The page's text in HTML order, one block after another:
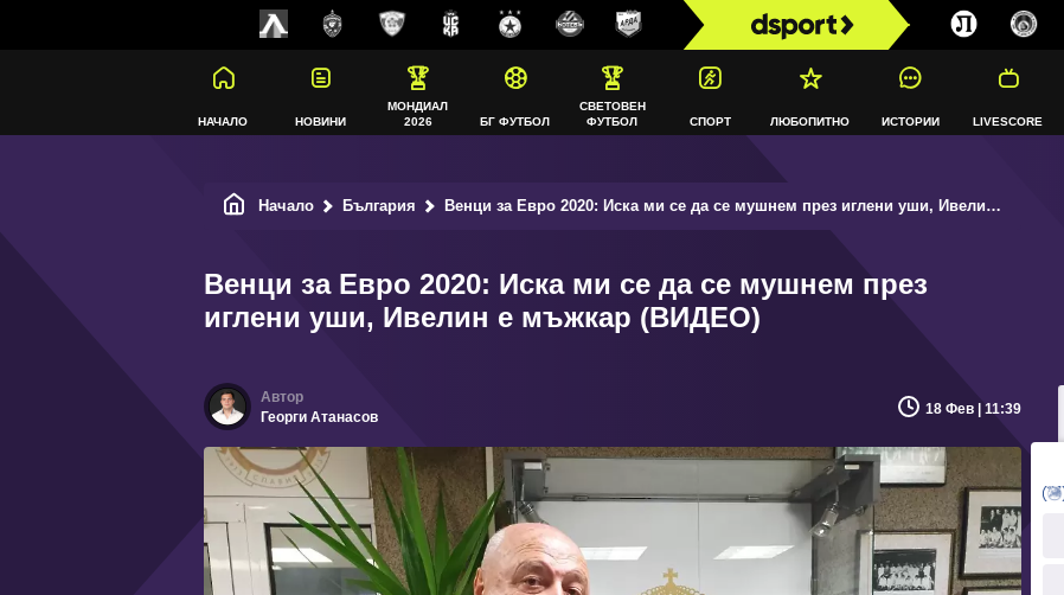
НАЧАЛО НОВИНИ
МОНДИАЛ
2026
БГ ФУТБОЛ
СВЕТОВЕН
ФУТБОЛ
СПОРТ ЛЮБОПИТНО ИСТОРИИ LIVESCORE
Начало България Венци за Евро 2020: Иска ми се да се мушнем през иглени уши, Ивелин е мъжкар (ВИДЕО)
Венци за Евро 2020: Иска ми се да се мушнем през
иглени уши, Ивелин е мъжкар (ВИДЕО)
Георги Атанасов 18 Фев | 11:39